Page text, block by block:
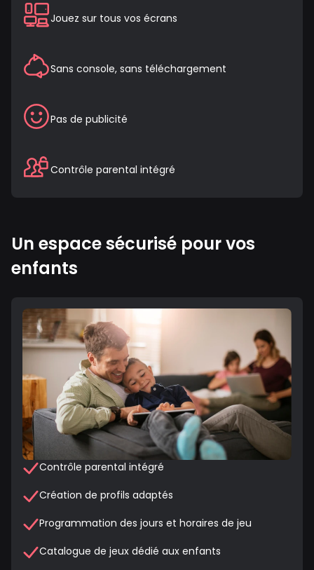
Jouez sur tous vos écrans
Sans console, sans téléchargement
Pas de publicité
Contrôle parental intégré
Un espace sécurisé pour vos
enfants
Contrôle parental intégré
Création de profils adaptés
Programmation des jours et horaires de jeu
Catalogue de jeux dédié aux enfants